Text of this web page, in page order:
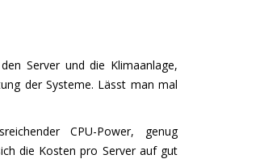
Server und die Klimaanlage,
der Systeme. Lässt man mal
CPU-Power, genug
die Kosten pro Server auf gut